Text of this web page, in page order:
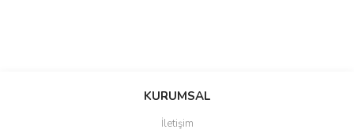
Görüş ve önerileriniz için teşekkür ederiz.
KURUMSAL
İletişim